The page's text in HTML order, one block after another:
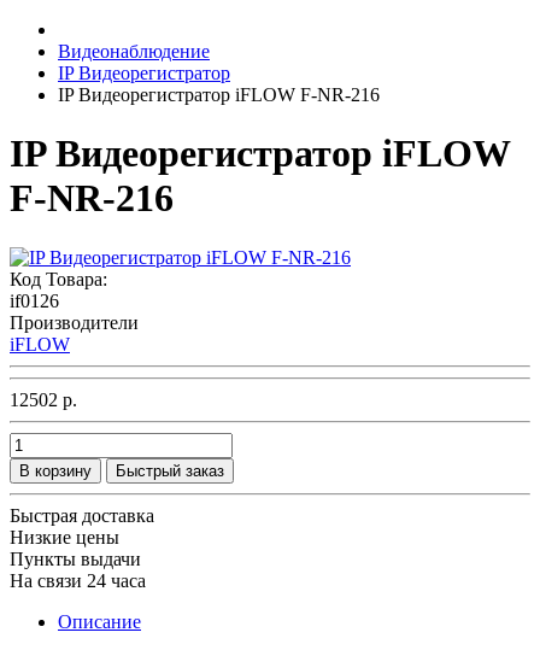
Видеонаблюдение
IP Видеорегистратор
IP Видеорегистратор iFLOW F-NR-216
IP Видеорегистратор iFLOW
F-NR-216
Код Товара:
if0126
Производители
iFLOW
12502 р.
В корзину Быстрый заказ
Быстрая доставка
Низкие цены
Пункты выдачи
На связи 24 часа
Описание